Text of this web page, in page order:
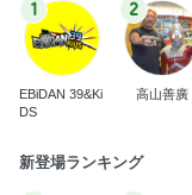
1
EBiDAN 39&Ki
DS
2
高山善廣
新登場ランキング